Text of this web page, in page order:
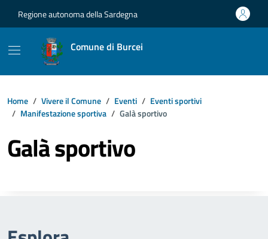
Regione autonoma della Sardegna
Comune di Burcei
Home Vivere il Comune Eventi
Eventi sportivi
Manifestazione sportiva
Galà sportivo
Galà sportivo